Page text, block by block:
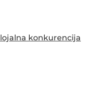
konkurencija